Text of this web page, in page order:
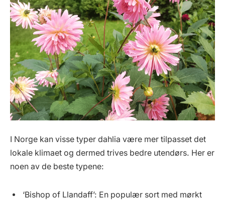
I Norge kan visse typer dahlia være mer tilpasset det
lokale klimaet og dermed trives bedre utendørs. Her er
noen av de beste typene:
‘Bishop of Llandaff’: En populær sort med mørkt